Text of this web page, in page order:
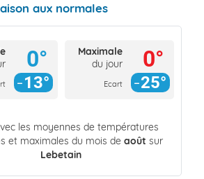
aux normales
0°
13°
Maximale
du jour
Ecart
0°
25°
les moyennes de températures
et maximales du mois de août sur
Lebetain